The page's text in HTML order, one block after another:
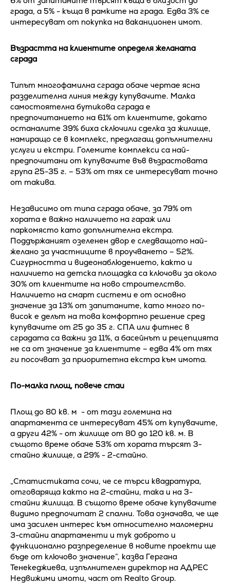
града, а 5% - къща в рамките на града. Едва 3% се
интересуват от покупка на ваканционен имот.
Възрастта на клиентите определя желаната
сграда
Типът многофамилна сграда обаче чертае ясна
разделителна линия между купувачите. Малка
самостоятелна бутикова сграда е
предпочитанието на 61% от клиентите, докато
останалите 39% биха сключили сделка за жилище,
намиращо се в комплекс, предлагащ допълнителни
услуги и екстри. Големите комплекси са най-
предпочитани от купувачите във възрастовата
група 25-35 г. – 53% от тях се интересуват точно
от такива.
Независимо от типа сграда обаче, за 79% от
хората е важно наличието на гараж или
паркомясто като допълнителна екстра.
Поддържаният озеленен двор е следващото най-
желано за участниците в проучването – 52%.
Сигурността и видеонаблюдението, както и
наличието на детска площадка са ключови за около
30% от клиентите на ново строителство.
Наличието на смарт системи е от основно
значение за 13% от запитаните, като много по-
висок е делът на това комфортно решение сред
купувачите от 25 до 35 г. СПА или фитнес в
сградата са важни за 11%, а басейнът и рецепцията
не са от значение за клиентите – едва 4% от тях
ги посочват за приоритетна екстра към имота.
По-малка площ, повече стаи
Площ до 80 кв. м - от тази големина на
апартамента се интересуват 45% от купувачите,
а други 42% - от жилище от 80 до 120 кв. м. В
същото време обаче 53% от хората търсят 3-
стайно жилище, а 29% - 2-стайно.
„Статистиката сочи, че се търси квадратура,
отговаряща както на 2-стайни, така и на 3-
стайни жилища. В същото време обаче купувачите
видимо предпочитат 2 спални. Това означава, че ще
има засилен интерес към относително маломерни
3-стайни апартаменти и тук доброто и
функционално разпределение в новите проекти ще
бъде от ключово значение”, казва Гергана
Тенекеджиева, изпълнителен директор на АДРЕС
Недвижими имоти, част от Realto Group.